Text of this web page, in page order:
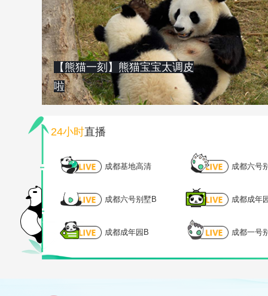
【熊猫一刻】熊猫宝宝太调皮
啦
24小时直播
成都基地高清 成都六号
成都六号别墅B 成都成年
成都成年园B 成都一号